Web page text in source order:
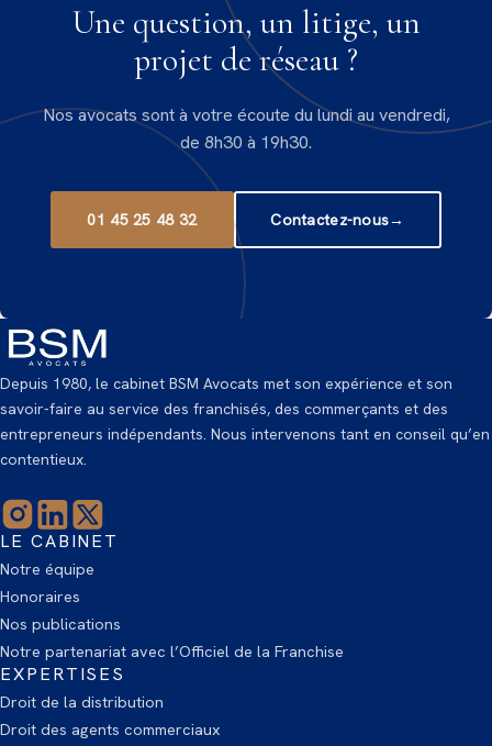
Une question, un litige, un
projet de réseau ?
Nos avocats sont à votre écoute du lundi au vendredi,
de 8h30 à 19h30.
01 45 25 48 32 Contactez-nous→
Depuis 1980, le cabinet BSM Avocats met son expérience et son
savoir-faire au service des franchisés, des commerçants et des
entrepreneurs indépendants. Nous intervenons tant en conseil qu’en
contentieux.
LE CABINET
Notre équipe
Honoraires
Nos publications
Notre partenariat avec l’Officiel de la Franchise
EXPERTISES
Droit de la distribution
Droit des agents commerciaux